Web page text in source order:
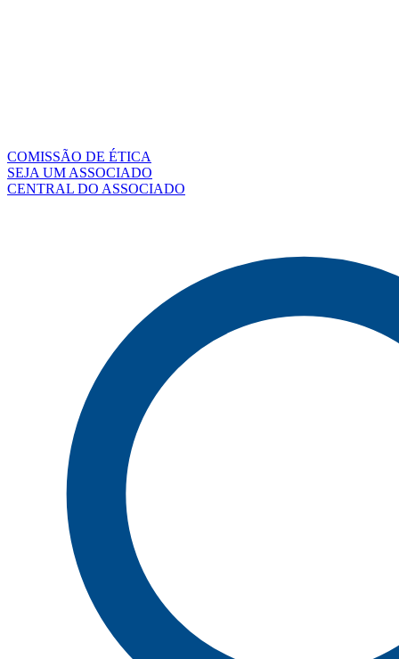
COMISSÃO DE ÉTICA
SEJA UM ASSOCIADO
CENTRAL DO ASSOCIADO